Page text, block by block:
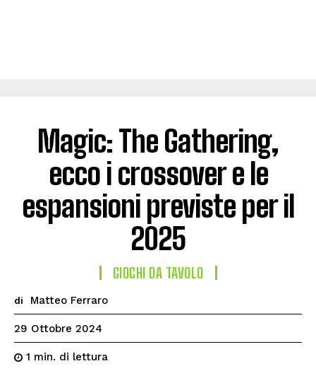
Magic: The Gathering,
ecco i crossover e le
espansioni previste per il
2025
GIOCHI DA TAVOLO
di Matteo Ferraro
29 Ottobre 2024
1 min. di lettura